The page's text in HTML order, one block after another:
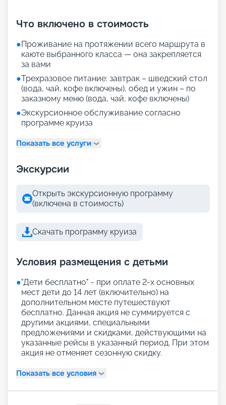
Что включено в стоимость
●Проживание на протяжении всего маршрута в
каюте выбранного класса — она закрепляется
за вами
●Трехразовое питание: завтрак – шведский стол
(вода, чай, кофе включены), обед и ужин – по
заказному меню (вода, чай, кофе включены)
●Экскурсионное обслуживание согласно
программе круиза
Показать все услуги
Экскурсии
Открыть экскурсионную программу
(включена в стоимость)
Скачать программу круиза
Условия размещения с детьми
●"Дети бесплатно" - при оплате 2-х основных
мест дети до 14 лет (включительно) на
дополнительном месте путешествуют
бесплатно. Данная акция не суммируется с
другими акциями, специальными
предложениями и скидками, действующими на
указанные рейсы в указанный период. При этом
акция не отменяет сезонную скидку.
Показать все условия